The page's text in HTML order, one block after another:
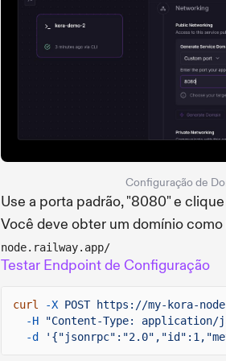
Configuração de
Use a porta padrão, "8080" e
Você deve obter um domínio como
node.railway.app/
Testar Endpoint de Configuração
curl -X POST https://my-kora-
-H
"Content-Type: application/
-d